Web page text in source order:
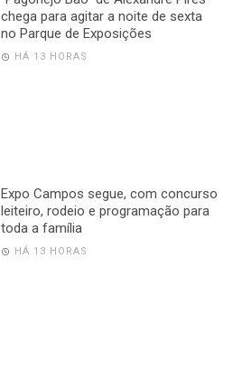
chega para agitar a noite de sexta
no Parque de Exposições
HÁ 13 HORAS
Expo Campos segue, com concurso
leiteiro, rodeio e programação para
toda a família
HÁ 13 HORAS